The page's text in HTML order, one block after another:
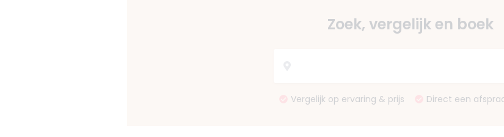
Zoek, vergelijk en boek
Vergelijk op ervaring & prijs Direct een